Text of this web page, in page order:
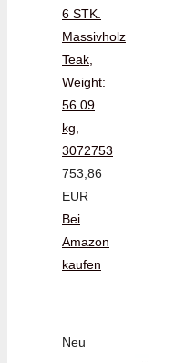
6 STK.
Massivholz
Teak,
Weight:
56.09
kg,
3072753
753,86
EUR
Bei
Amazon
kaufen
Neu